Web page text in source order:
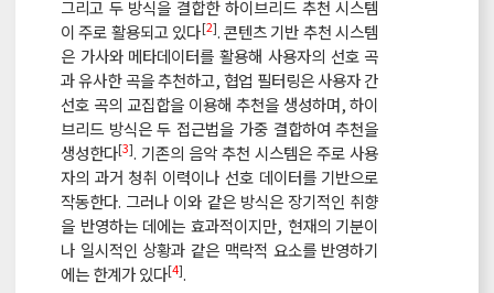
그리고 두 방식을 결합한 하이브리드 추천 시스템
이 주로 활용되고 있다[2]. 콘텐츠 기반 추천 시스템
은 가사와 메타데이터를 활용해 사용자의 선호 곡
과 유사한 곡을 추천하고, 협업 필터링은 사용자 간
선호 곡의 교집합을 이용해 추천을 생성하며, 하이
브리드 방식은 두 접근법을 가중 결합하여 추천을
생성한다[3]. 기존의 음악 추천 시스템은 주로 사용
자의 과거 청취 이력이나 선호 데이터를 기반으로
작동한다. 그러나 이와 같은 방식은 장기적인 취향
을 반영하는 데에는 효과적이지만, 현재의 기분이
나 일시적인 상황과 같은 맥락적 요소를 반영하기
에는 한계가 있다[4].